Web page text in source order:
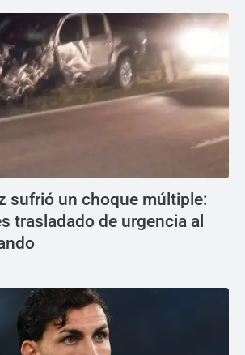
sufrió un choque múltiple:
trasladado de urgencia al